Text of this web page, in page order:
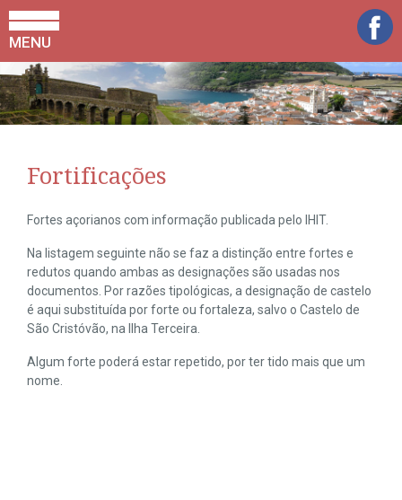
MENU
Fortificações
Fortes açorianos com informação publicada pelo IHIT.
Na listagem seguinte não se faz a distinção entre fortes e
redutos quando ambas as designações são usadas nos
documentos. Por razões tipológicas, a designação de castelo
é aqui substituída por forte ou fortaleza, salvo o Castelo de
São Cristóvão, na Ilha Terceira.
Algum forte poderá estar repetido, por ter tido mais que um
nome.